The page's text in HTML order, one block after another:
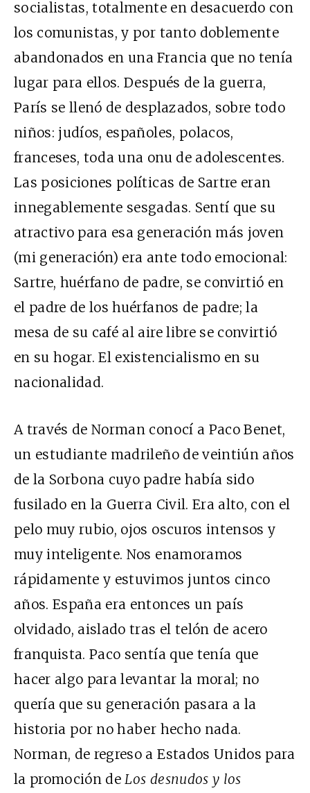
socialistas, totalmente en desacuerdo con
los comunistas, y por tanto doblemente
abandonados en una Francia que no tenía
lugar para ellos. Después de la guerra,
París se llenó de desplazados, sobre todo
niños: judíos, españoles, polacos,
franceses, toda una onu de adolescentes.
Las posiciones políticas de Sartre eran
innegablemente sesgadas. Sentí que su
atractivo para esa generación más joven
(mi generación) era ante todo emocional:
Sartre, huérfano de padre, se convirtió en
el padre de los huérfanos de padre; la
mesa de su café al aire libre se convirtió
en su hogar. El existencialismo en su
nacionalidad.
A través de Norman conocí a Paco Benet,
un estudiante madrileño de veintiún años
de la Sorbona cuyo padre había sido
fusilado en la Guerra Civil. Era alto, con el
pelo muy rubio, ojos oscuros intensos y
muy inteligente. Nos enamoramos
rápidamente y estuvimos juntos cinco
años. España era entonces un país
olvidado, aislado tras el telón de acero
franquista. Paco sentía que tenía que
hacer algo para levantar la moral; no
quería que su generación pasara a la
historia por no haber hecho nada.
Norman, de regreso a Estados Unidos para
la promoción deLos desnudos y los